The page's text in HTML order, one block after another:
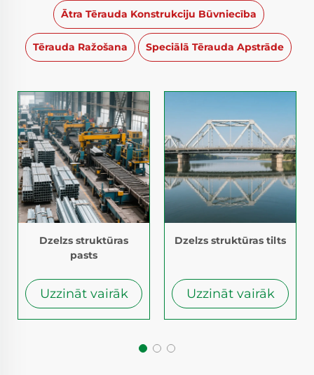
Ātra Tērauda Konstrukciju Būvniecība
Tērauda Ražošana Speciālā Tērauda Apstrāde
Dzelzs struktūras
pasts
Uzzināt vairāk
Dzelzs struktūras tilts
Uzzināt vairāk